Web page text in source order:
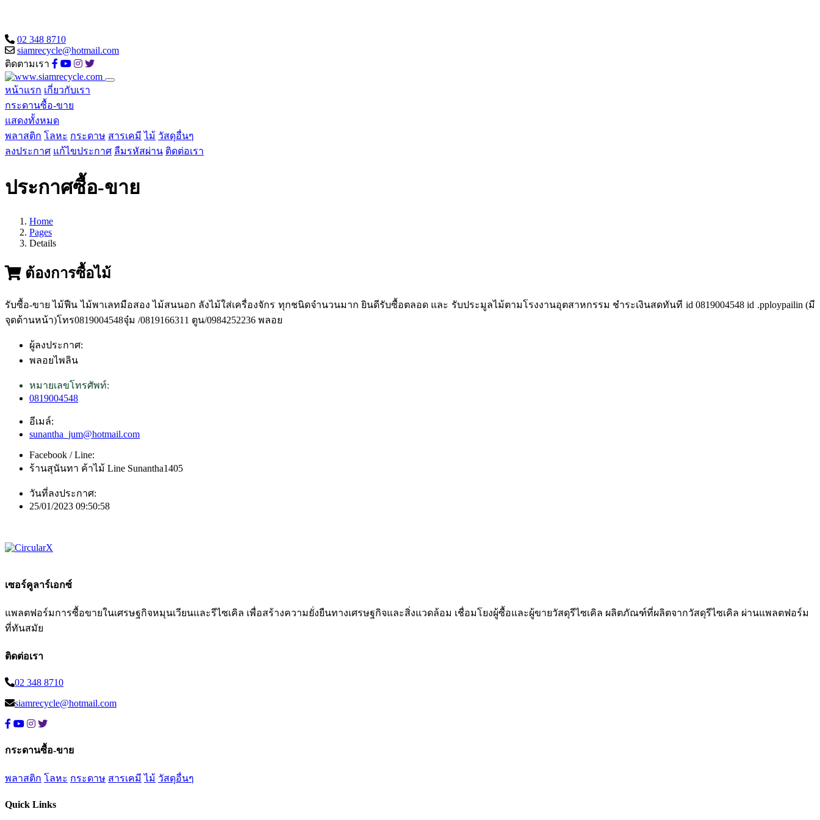
02 348 8710
siamrecycle@hotmail.com
ติดตามเรา
หน้าแรก เกี่ยวกับเรา
กระดานซื้อ-ขาย
แสดงทั้งหมด
พลาสติก โลหะ กระดาษ สารเคมี ไม้ วัสดุอื่นๆ
ลงประกาศ แก้ไขประกาศ ลืมรหัสผ่าน ติดต่อเรา
ประกาศซื้อ-ขาย
Home
Pages
Details
ต้องการซื้อไม้
รับซื้อ-ขาย ไม้ฟืน ไม้พาเลทมือสอง ไม้สนนอก ลังไม้ใส่เครื่องจักร ทุกชนิดจำนวนมาก ยินดีรับซื้อตลอด และ รับประมูลไม้ตามโรงงานอุตสาหกรรม ชำระเงินสดทันที id 0819004548 id .pploypailin (มี
จุดด้านหน้า)โทร0819004548จุ๋ม /0819166311 ตูน/0984252236 พลอย
ผู้ลงประกาศ:
พลอยไพลิน
หมายเลขโทรศัพท์:
0819004548
อีเมล์:
sunantha_jum@hotmail.com
Facebook / Line:
ร้านสุนันทา ค้าไม้ Line Sunantha1405
วันที่ลงประกาศ:
25/01/2023 09:50:58
เซอร์คูลาร์เอกซ์
แพลตฟอร์มการซื้อขายในเศรษฐกิจหมุนเวียนและรีไซเคิล เพื่อสร้างความยั่งยืนทางเศรษฐกิจและสิ่งแวดล้อม เชื่อมโยงผู้ซื้อและผู้ขายวัสดุรีไซเคิล ผลิตภัณฑ์ที่ผลิตจากวัสดุรีไซเคิล ผ่านแพลตฟอร์ม
ที่ทันสมัย
ติดต่อเรา
02 348 8710
siamrecycle@hotmail.com
กระดานซื้อ-ขาย
พลาสติก โลหะ กระดาษ สารเคมี ไม้ วัสดุอื่นๆ
Quick Links